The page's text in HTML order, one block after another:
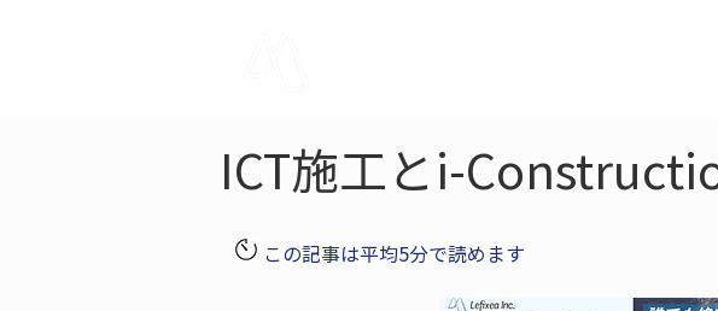
ICT施工とi-
この記事は平均5分で読めます